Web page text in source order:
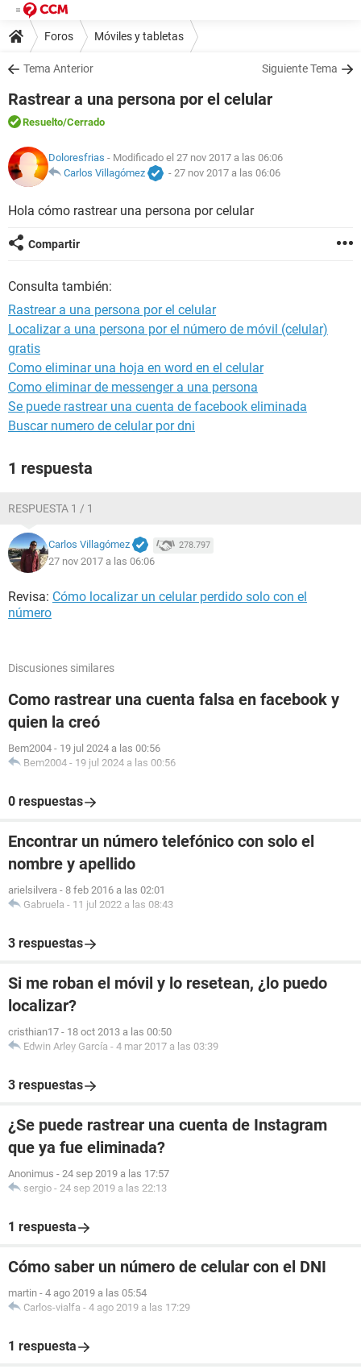
Foros Móviles y tabletas
Tema Anterior Siguiente Tema
Rastrear a una persona por el celular
Resuelto/Cerrado
Doloresfrias - Modificado el 27 nov 2017 a las 06:06
Carlos Villagómez
- 27 nov 2017 a las 06:06
Hola cómo rastrear una persona por celular
Compartir
Consulta también:
Rastrear a una persona por el celular
Localizar a una persona por el número de móvil (celular)
gratis
Como eliminar una hoja en word en el celular
Como eliminar de messenger a una persona
Se puede rastrear una cuenta de facebook eliminada
Buscar numero de celular por dni
1 respuesta
RESPUESTA 1 / 1
Carlos Villagómez 278.797
27 nov 2017 a las 06:06
Revisa: Cómo localizar un celular perdido solo con el
número
Discusiones similares
Como rastrear una cuenta falsa en facebook y
quien la creó
Bem2004 - 19 jul 2024 a las 00:56
Bem2004 - 19 jul 2024 a las 00:56
0 respuestas
Encontrar un número telefónico con solo el
nombre y apellido
arielsilvera - 8 feb 2016 a las 02:01
Gabruela - 11 jul 2022 a las 08:43
3 respuestas
Si me roban el móvil y lo resetean, ¿lo puedo
localizar?
cristhian17 - 18 oct 2013 a las 00:50
Edwin Arley García - 4 mar 2017 a las 03:39
3 respuestas
¿Se puede rastrear una cuenta de Instagram
que ya fue eliminada?
Anonimus - 24 sep 2019 a las 17:57
sergio - 24 sep 2019 a las 22:13
1 respuesta
Cómo saber un número de celular con el DNI
martin - 4 ago 2019 a las 05:54
Carlos-vialfa - 4 ago 2019 a las 17:29
1 respuesta